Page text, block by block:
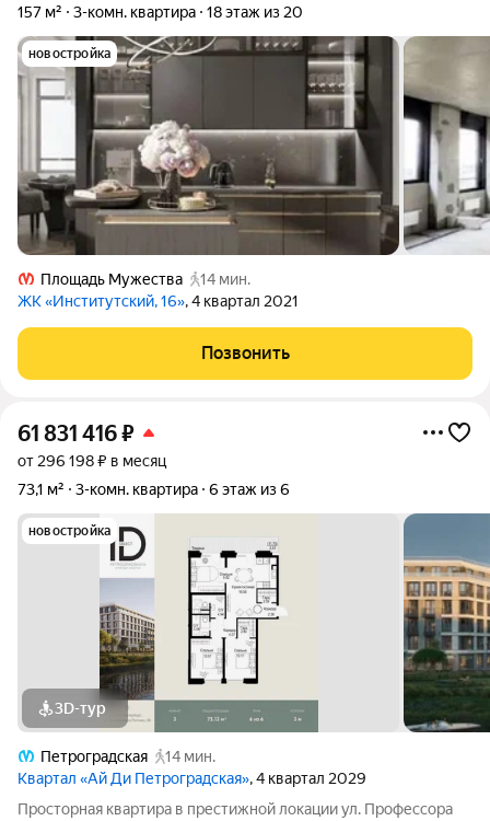
157 м² 3-комн. квартира 18 этаж из 20
новостройка
Площадь Мужества
14 мин.
ЖК «Институтский, 16», 4 квартал 2021
Позвонить
61 831 416₽
от 296 198 ₽ в месяц
73,1 м²
3-комн. квартира 6 этаж из 6
новостройка
3D-тур
Петроградская
14 мин.
Квартал «Ай Ди Петроградская», 4 квартал 2029
Просторная квартира в престижной локации ул. Профессора